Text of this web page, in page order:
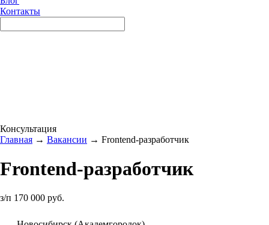
Контакты
Консультация
Главная → Вакансии → Frontend-разработчик
Frontend-разработчик
з/п 170 000 руб.